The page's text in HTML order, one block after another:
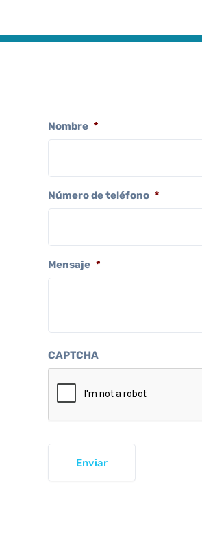
Nombre *
Número de teléfono *
Mensaje *
CAPTCHA